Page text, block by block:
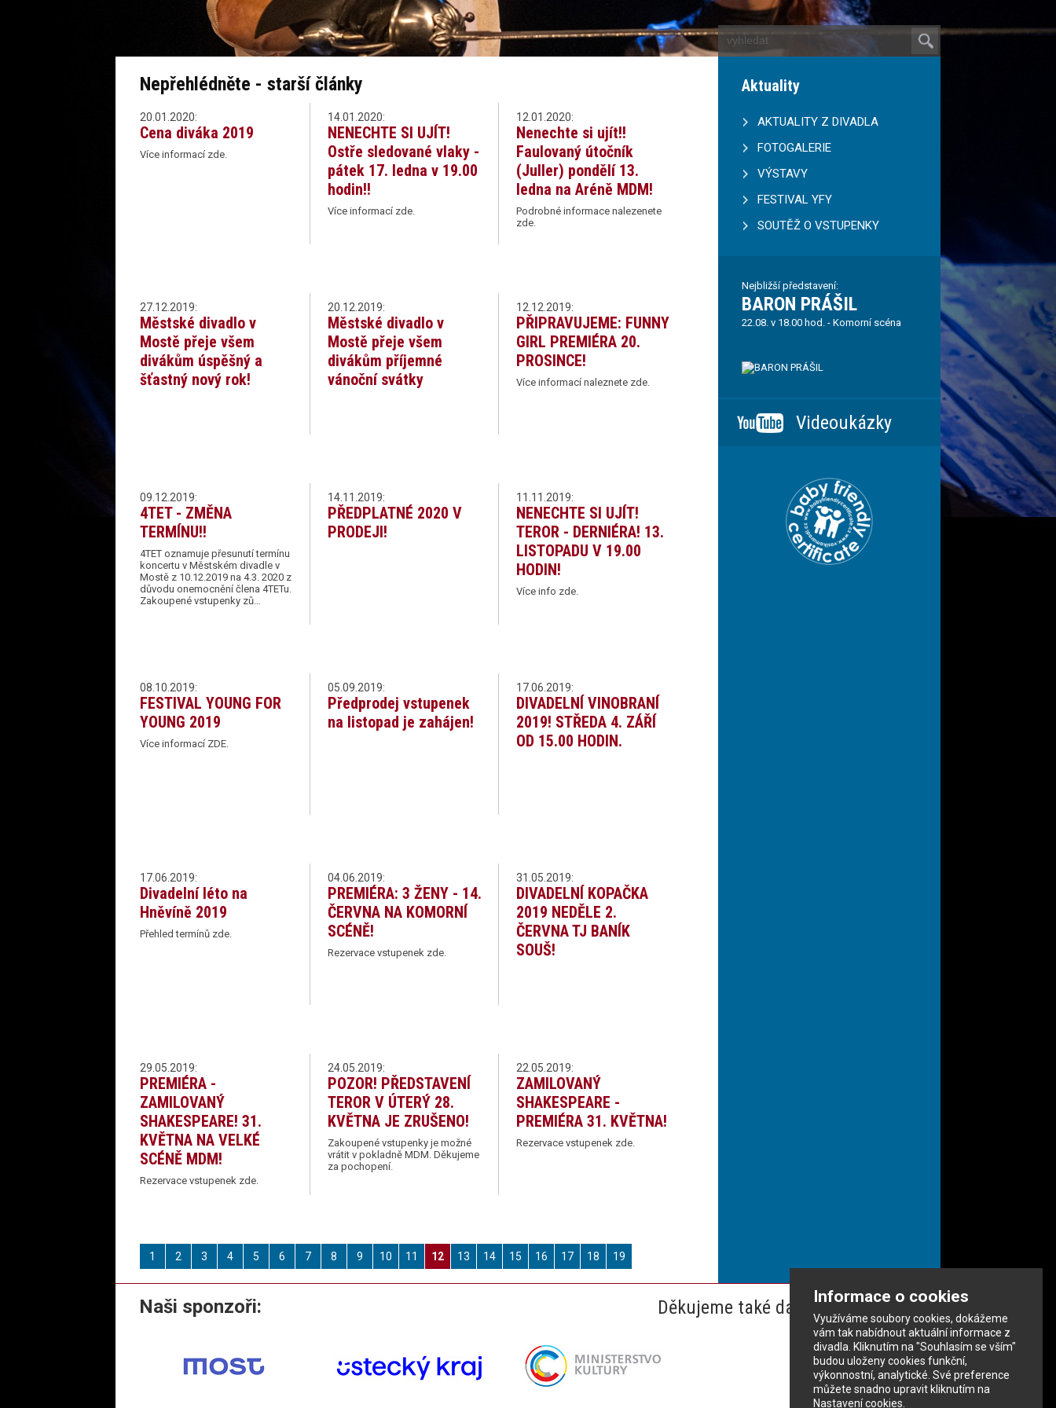
Informace o cookies
Využíváme soubory cookies, dokážeme
vám tak nabídnout aktuální informace z
divadla. Kliknutím na "Souhlasím se vším"
budou uloženy cookies funkční,
výkonnostní, analytické. Své preference
můžete snadno upravit kliknutím na
Nastavení cookies.
Nepřehlédněte - starší články
20.01.2020:
Cena diváka 2019
Více informací zde.
14.01.2020:
NENECHTE SI UJÍT!
Ostře sledované vlaky -
pátek 17. ledna v 19.00
hodin!!
Více informací zde.
12.01.2020:
Nenechte si ujít!!
Faulovaný útočník
(Juller) pondělí 13.
ledna na Aréně MDM!
Podrobné informace nalezenete
zde.
27.12.2019:
Městské divadlo v
Mostě přeje všem
divákům úspěšný a
šťastný nový rok!
20.12.2019:
Městské divadlo v
Mostě přeje všem
divákům příjemné
vánoční svátky
12.12.2019:
PŘIPRAVUJEME: FUNNY
GIRL PREMIÉRA 20.
PROSINCE!
Více informací naleznete zde.
09.12.2019:
4TET - ZMĚNA
TERMÍNU!!
4TET oznamuje přesunutí termínu
koncertu v Městském divadle v
Mostě z 10.12.2019 na 4.3. 2020 z
důvodu onemocnění člena 4TETu.
Zakoupené vstupenky zů…
14.11.2019:
PŘEDPLATNÉ 2020 V
PRODEJI!
11.11.2019:
NENECHTE SI UJÍT!
TEROR - DERNIÉRA! 13.
LISTOPADU V 19.00
HODIN!
Více info zde.
08.10.2019:
FESTIVAL YOUNG FOR
YOUNG 2019
Více informací ZDE.
05.09.2019:
Předprodej vstupenek
na listopad je zahájen!
17.06.2019:
DIVADELNÍ VINOBRANÍ
2019! STŘEDA 4. ZÁŘÍ
OD 15.00 HODIN.
17.06.2019:
Divadelní léto na
Hněvíně 2019
Přehled termínů zde.
04.06.2019:
PREMIÉRA: 3 ŽENY - 14.
ČERVNA NA KOMORNÍ
SCÉNĚ!
Rezervace vstupenek zde.
31.05.2019:
DIVADELNÍ KOPAČKA
2019 NEDĚLE 2.
ČERVNA TJ BANÍK
SOUŠ!
29.05.2019:
PREMIÉRA -
ZAMILOVANÝ
SHAKESPEARE! 31.
KVĚTNA NA VELKÉ
SCÉNĚ MDM!
Rezervace vstupenek zde.
24.05.2019:
POZOR! PŘEDSTAVENÍ
TEROR V ÚTERÝ 28.
KVĚTNA JE ZRUŠENO!
Zakoupené vstupenky je možné
vrátit v pokladně MDM. Děkujeme
za pochopení.
22.05.2019:
ZAMILOVANÝ
SHAKESPEARE -
PREMIÉRA 31. KVĚTNA!
Rezervace vstupenek zde.
1 2 3 4 5 6 7 8 9 10 11 12 13 14 15 16 17 18 19
Aktuality
AKTUALITY Z DIVADLA
FOTOGALERIE
VÝSTAVY
FESTIVAL YFY
SOUTĚŽ O VSTUPENKY
Nejbližší představení:
BARON PRÁŠIL
22.08. v 18.00 hod. - Komorní scéna
Videoukázky
Děkujeme také dalším partnerům
Naši sponzoři: